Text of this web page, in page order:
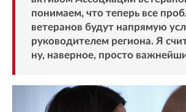
понимаем, что теперь все
ветеранов будут напрямую
руководителем региона. Я
ну, наверное, просто